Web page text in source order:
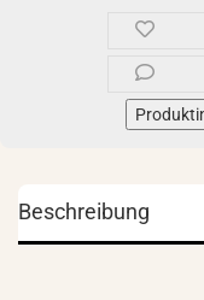
Beschreibung